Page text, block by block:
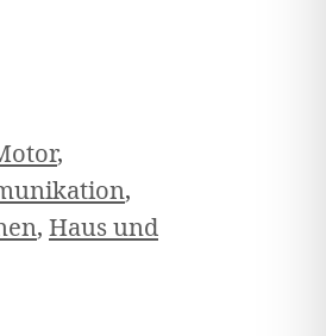
,
,
, Haus und